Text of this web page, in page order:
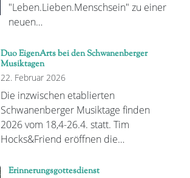
"Leben.Lieben.Menschsein" zu einer
neuen…
Duo EigenArts bei den Schwanenberger
Musiktagen
22. Februar 2026
Die inzwischen etablierten
Schwanenberger Musiktage finden
2026 vom 18,4-26.4. statt. Tim
Hocks&Friend eröffnen die…
Erinnerungsgottesdienst